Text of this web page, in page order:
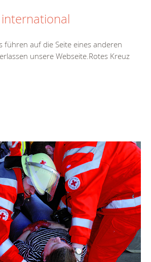
führen auf die Seite eines anderen
unsere Webseite.Rotes Kreuz